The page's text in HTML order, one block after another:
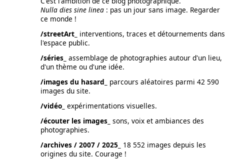
Nulla dies sine linea: pas un jour sans image. Regarder
ce monde !
/streetArt_ interventions, traces et détournements dans
l'espace public.
/séries_ assemblage de photographies autour d'un lieu,
d'un thème ou d'une idée.
/images du hasard_
parcours aléatoires parmi 42 590
images du site.
/vidéo_ expérimentations visuelles.
/écouter les images_ sons, voix et ambiances des
photographies.
/archives / 2007 / 2025_ 18 552 images depuis les
origines du site. Courage !